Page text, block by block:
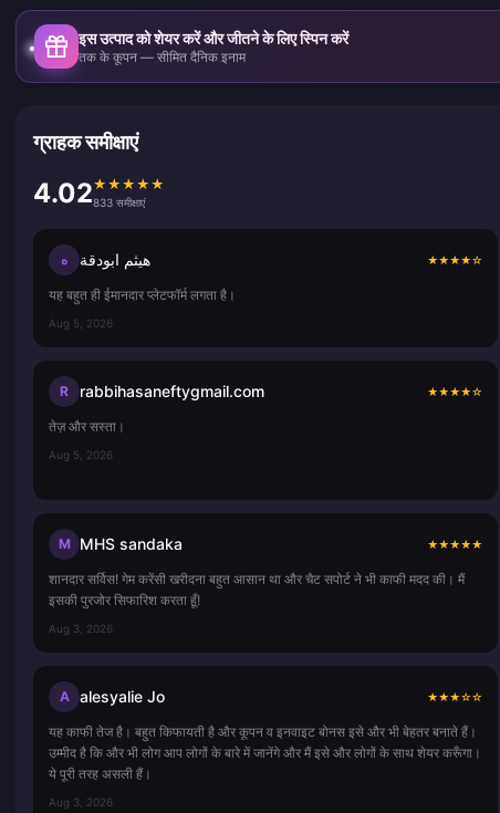
इस उत्पाद को शेयर करें और जीतने के लिए स्पिन करें
तक के कूपन — सीमित दैनिक इनाम
ग्राहक समीक्षाएं
4.02★ ★ ★ ★ ★
833 समीक्षाएं
ه هيثم ابودقة ★★★★☆
यह बहुत ही ईमानदार प्लेटफॉर्म लगता है।
Aug 5, 2026
R rabbihasaneftygmail.com ★★★★☆
तेज़ और सस्ता।
Aug 5, 2026
M MHS sandaka ★★★★★
शानदार सर्विस! गेम करेंसी खरीदना बहुत आसान था और चैट सपोर्ट ने भी काफी मदद की। मैं
इसकी पुरजोर सिफारिश करता हूँ!
Aug 3, 2026
A alesyalie Jo ★★★☆☆
यह काफी तेज है। बहुत किफायती है और कूपन व इनवाइट बोनस इसे और भी बेहतर बनाते हैं।
उम्मीद है कि और भी लोग आप लोगों के बारे में जानेंगे और मैं इसे और लोगों के साथ शेयर करूँगा।
ये पूरी तरह असली हैं।
Aug 3, 2026